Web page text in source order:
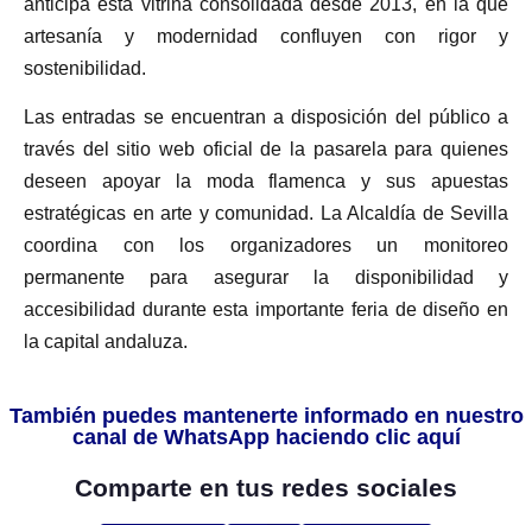
artesanía y modernidad confluyen con rigor y
sostenibilidad.
Las entradas se encuentran a disposición del público a
través del sitio web oficial de la pasarela para quienes
deseen apoyar la moda flamenca y sus apuestas
estratégicas en arte y comunidad. La Alcaldía de Sevilla
coordina con los organizadores un monitoreo
permanente para asegurar la disponibilidad y
accesibilidad durante esta importante feria de diseño en
la capital andaluza.
También puedes mantenerte informado en nuestro
canal de WhatsApp haciendo clic aquí
Comparte en tus redes sociales